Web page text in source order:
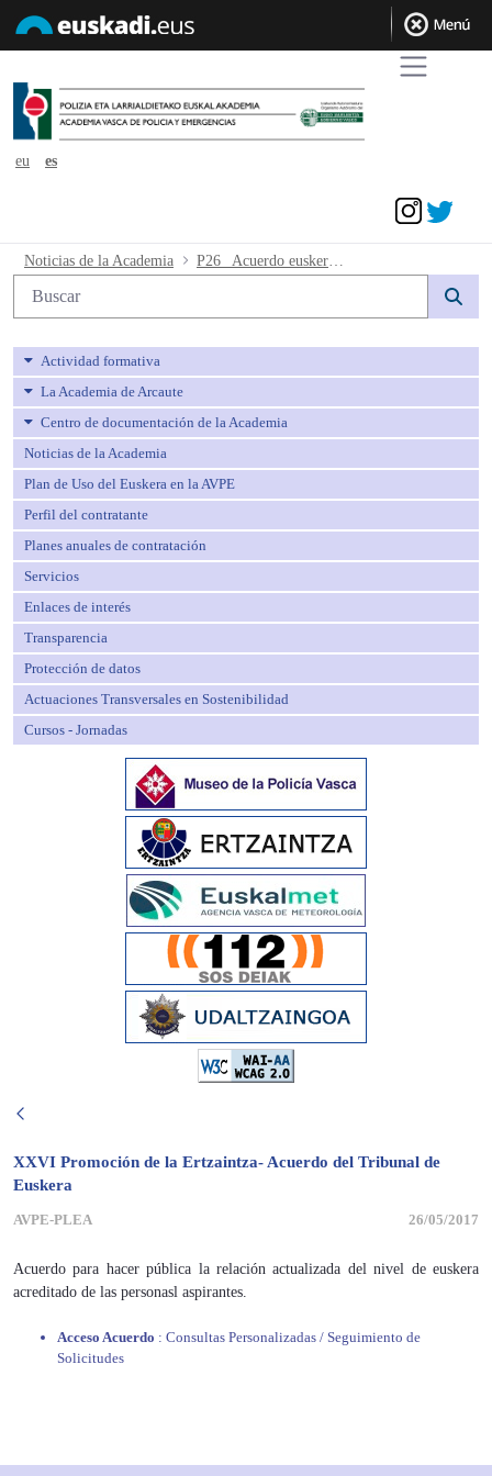
eu
es
P26_ Acuerdo euskera niveles II - avpe
Noticias de la Academia
Búsqueda web
Actividad formativa
La Academia de Arcaute
Centro de documentación de la Academia
Noticias de la Academia
Plan de Uso del Euskera en la AVPE
Perfil del contratante
Planes anuales de contratación
Servicios
Enlaces de interés
Transparencia
Protección de datos
Actuaciones Transversales en Sostenibilidad
Cursos - Jornadas
XXVI Promoción de la Ertzaintza- Acuerdo del Tribunal de
Euskera
AVPE-PLEA 26/05/2017
Acuerdo para hacer pública la relación actualizada del nivel de euskera
acreditado de las personasl aspirantes.
Acceso Acuerdo : Consultas Personalizadas / Seguimiento de
Solicitudes